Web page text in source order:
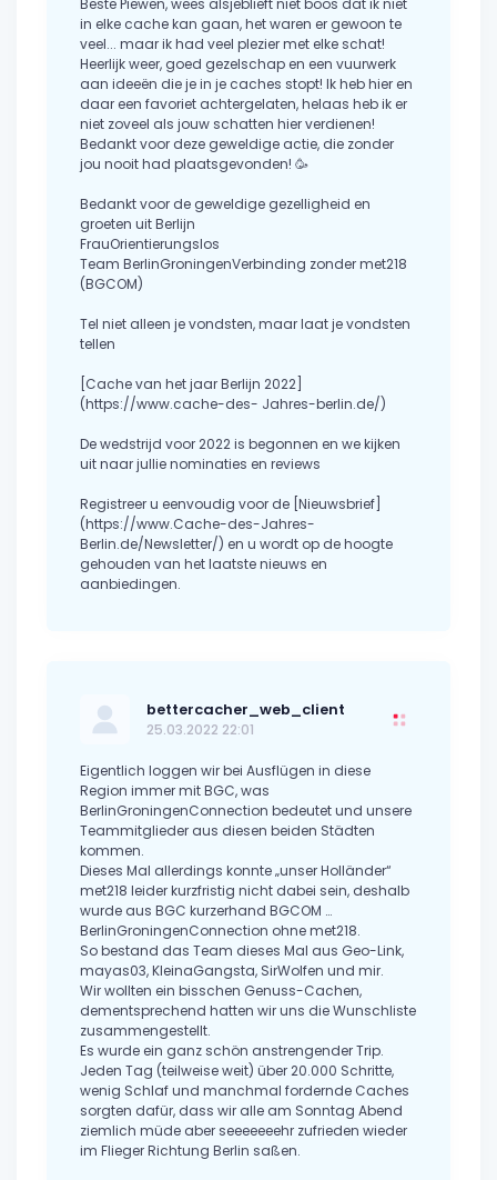
Beste Piewen, wees alsjeblieft niet boos dat ik niet
in elke cache kan gaan, het waren er gewoon te
veel... maar ik had veel plezier met elke schat!
Heerlijk weer, goed gezelschap en een vuurwerk
aan ideeën die je in je caches stopt! Ik heb hier en
daar een favoriet achtergelaten, helaas heb ik er
niet zoveel als jouw schatten hier verdienen!
Bedankt voor deze geweldige actie, die zonder
jou nooit had plaatsgevonden! 🥳
Bedankt voor de geweldige gezelligheid en
groeten uit Berlijn
FrauOrientierungslos
Team BerlinGroningenVerbinding zonder met218
(BGCOM)
Tel niet alleen je vondsten, maar laat je vondsten
tellen
[Cache van het jaar Berlijn 2022]
(https://www.cache-des- Jahres-berlin.de/)
De wedstrijd voor 2022 is begonnen en we kijken
uit naar jullie nominaties en reviews
Registreer u eenvoudig voor de [Nieuwsbrief]
(https://www.Cache-des-Jahres-
Berlin.de/Newsletter/) en u wordt op de hoogte
gehouden van het laatste nieuws en
aanbiedingen.
bettercacher_web_client
25.03.2022 22:01
Eigentlich loggen wir bei Ausflügen in diese
Region immer mit BGC, was
BerlinGroningenConnection bedeutet und unsere
Teammitglieder aus diesen beiden Städten
kommen.
Dieses Mal allerdings konnte „unser Holländer“
met218 leider kurzfristig nicht dabei sein, deshalb
wurde aus BGC kurzerhand BGCOM …
BerlinGroningenConnection ohne met218.
So bestand das Team dieses Mal aus Geo-Link,
mayas03, KleinaGangsta, SirWolfen und mir.
Wir wollten ein bisschen Genuss-Cachen,
dementsprechend hatten wir uns die Wunschliste
zusammengestellt.
Es wurde ein ganz schön anstrengender Trip.
Jeden Tag (teilweise weit) über 20.000 Schritte,
wenig Schlaf und manchmal fordernde Caches
sorgten dafür, dass wir alle am Sonntag Abend
ziemlich müde aber seeeeeeehr zufrieden wieder
im Flieger Richtung Berlin saßen.